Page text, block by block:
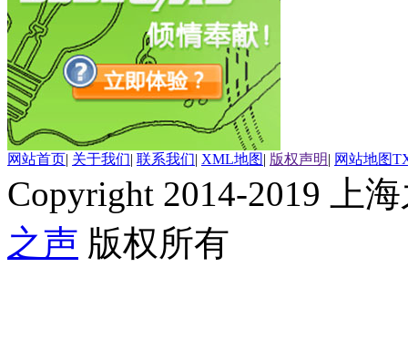
网站首页| 关于我们| 联系我们| XML地图| 版权声明| 网站地图
Copyright 2014-2019 上
之声 版权所有